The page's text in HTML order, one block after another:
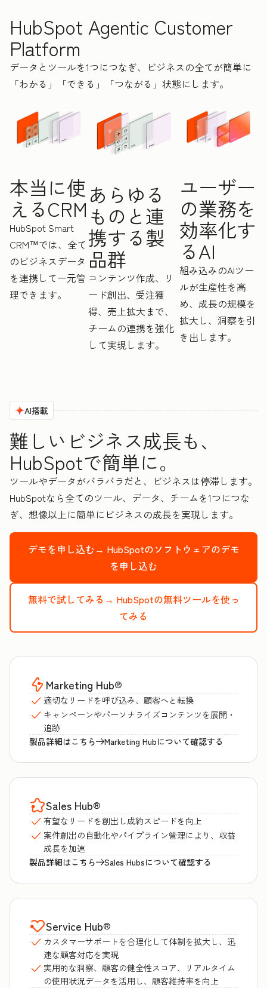
HubSpot Agentic Customer
Platform
データとツールを1つにつなぎ、ビジネスの全てが簡単に
「わかる」「できる」「つながる」状態にします。
本当に使
えるCRM
HubSpot Smart
CRM™では、全て
のビジネスデータ
を連携して一元管
理できます。
あらゆる
ものと連
携する製
品群
コンテンツ作成、リ
ード創出、受注獲
得、売上拡大まで、
チームの連携を強化
して実現します。
ユーザー
の業務を
効率化す
るAI
組み込みのAIツー
ルが生産性を高
め、成長の規模を
拡大し、洞察を引
き出します。
AI搭載
難しいビジネス成長も、
HubSpotで簡単に。
ツールやデータがバラバラだと、ビジネスは停滞します。
HubSpotなら全てのツール、データ、チームを1つにつな
ぎ、想像以上に簡単にビジネスの成長を実現します。
デモを申し込む→ HubSpotのソフトウェアのデモ
を申し込む
無料で試してみる→ HubSpotの無料ツールを使っ
てみる
Marketing Hub®
適切なリードを呼び込み、顧客へと転換
キャンペーンやパーソナライズコンテンツを展開・
追跡
製品詳細はこちら
Marketing Hubについて確認する
Sales Hub®
有望なリードを創出し成約スピードを向上
案件創出の自動化やパイプライン管理により、収益
成長を加速
製品詳細はこちら
Sales Hubsについて確認する
Service Hub®
カスタマーサポートを合理化して体制を拡大し、迅
速な顧客対応を実現
実用的な洞察、顧客の健全性スコア、リアルタイム
の使用状況データを活用し、顧客維持率を向上